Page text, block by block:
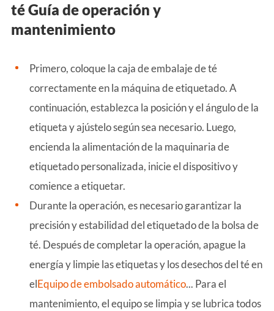
té Guía de operación y
mantenimiento
Primero, coloque la caja de embalaje de té
correctamente en la máquina de etiquetado. A
continuación, establezca la posición y el ángulo de la
etiqueta y ajústelo según sea necesario. Luego,
encienda la alimentación de la maquinaria de
etiquetado personalizada, inicie el dispositivo y
comience a etiquetar.
Durante la operación, es necesario garantizar la
precisión y estabilidad del etiquetado de la bolsa de
té. Después de completar la operación, apague la
energía y limpie las etiquetas y los desechos del té en
elEquipo de embolsado automático... Para el
mantenimiento, el equipo se limpia y se lubrica todos